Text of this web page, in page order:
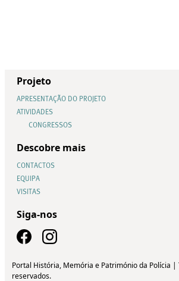
Projeto
APRESENTAÇÃO DO PROJETO
ATIVIDADES
CONGRESSOS
Descobre mais
CONTACTOS
EQUIPA
VISITAS
Siga-nos
Portal História, Memória e Património da Polícia |
reservados.